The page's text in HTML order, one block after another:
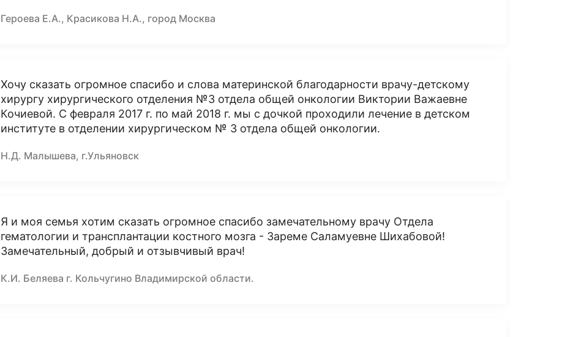
Героева Е.А., Красикова Н.А., город Москва
Хочу сказать огромное спасибо и слова материнской благодарности врачу-детскому
хирургу хирургического отделения №3 отдела общей онкологии Виктории Важаевне
Кочиевой. С февраля 2017 г. по май 2018 г. мы с дочкой проходили лечение в детском
институте в отделении хирургическом № 3 отдела общей онкологии.
Н.Д. Малышева, г.Ульяновск
Я и моя семья хотим сказать огромное спасибо замечательному врачу Отдела
гематологии и трансплантации костного мозга - Зареме Саламуевне Шихабовой!
Замечательный, добрый и отзывчивый врач!
К.И. Беляева г. Кольчугино Владимирской области.